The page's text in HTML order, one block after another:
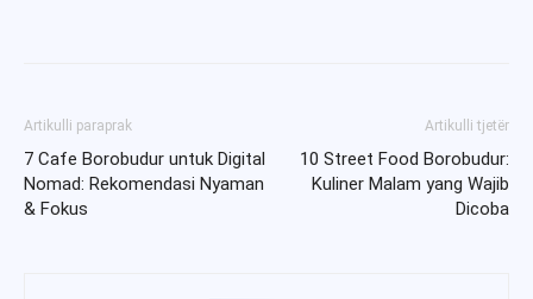
Artikulli paraprak
7 Cafe Borobudur untuk Digital
Nomad: Rekomendasi Nyaman
& Fokus
Artikulli tjetër
10 Street Food Borobudur:
Kuliner Malam yang Wajib
Dicoba